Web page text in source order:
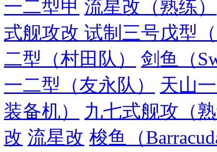
一二型甲 流星改（熟练）
式舰攻改 试制三号戊型
二型（村田队）
剑鱼（
一二型（友永队）
天山
装备机）
九七式舰攻（
改 流星改 梭鱼（